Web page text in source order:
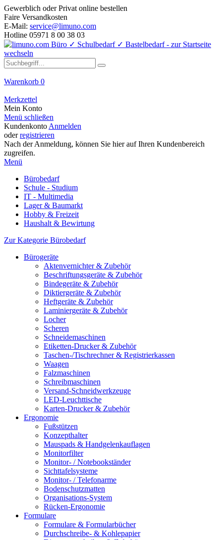
Gewerblich oder Privat online bestellen
Faire Versandkosten
E-Mail: service@limuno.com
Hotline 05971 8 00 38 03
Warenkorb 0
Merkzettel
Mein Konto
Menü schließen
Kundenkonto Anmelden
oderregistrieren
Nach der Anmeldung, können Sie hier auf Ihren Kundenbereich
zugreifen.
Menü
Bürobedarf
Schule - Studium
IT - Multimedia
Lager & Baumarkt
Hobby & Freizeit
Haushalt & Bewirtung
Zur Kategorie Bürobedarf
Bürogeräte
Aktenvernichter & Zubehör
Beschriftungsgeräte & Zubehör
Bindegeräte & Zubehör
Diktiergeräte & Zubehör
Heftgeräte & Zubehör
Laminiergeräte & Zubehör
Locher
Scheren
Schneidemaschinen
Etiketten-Drucker & Zubehör
Taschen-/Tischrechner & Registrierkassen
Waagen
Falzmaschinen
Schreibmaschinen
Versand-Schneidwerkzeuge
LED-Leuchttische
Karten-Drucker & Zubehör
Ergonomie
Fußstützen
Konzepthalter
Mauspads & Handgelenkauflagen
Monitorfilter
Monitor- / Notebookständer
Sichttafelsysteme
Monitor- / Telefonarme
Bodenschutzmatten
Organisations-System
Rücken-Ergonomie
Formulare
Formulare & Formularbücher
Durchschreibe- & Kohlepapier